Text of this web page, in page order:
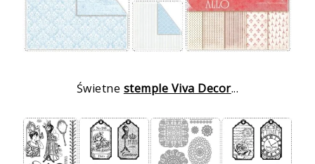
Świetne stemple Viva Decor...